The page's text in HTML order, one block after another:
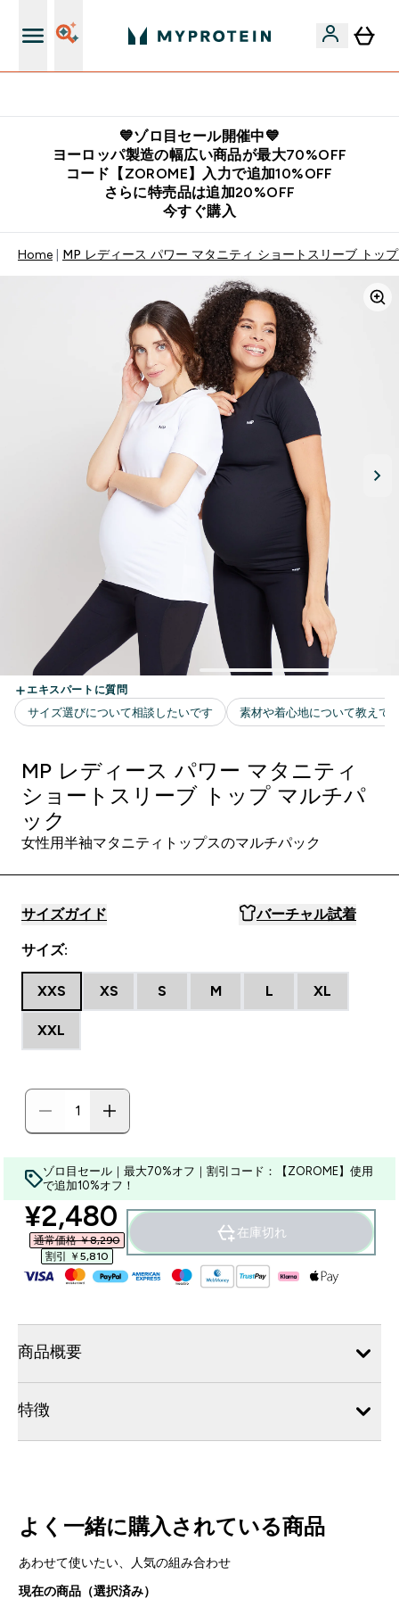
💙ゾロ目セール開催中💙
ヨーロッパ製造の幅広い商品が最大70%OFF
コード【ZOROME】入力で追加10%OFF
さらに特売品は追加20%OFF
今すぐ購入
Home MP レディース パワー マタニティ ショートスリーブ トッ
MP レディース パワー マタニティ
ショートスリーブ トップ マルチパ
ック
女性用半袖マタニティトップスのマルチパック
サイズガイド バーチャル試着
サイズ:
XXS XS S M L XL
XXL
ゾロ目セール｜最大70%オフ｜割引コード：【ZOROME】使用
で追加10%オフ！
discounted price
¥2,480‎
通常価格 ￥8,290‎
割引 ￥5,810‎
在庫切れ
商品概要
特徴
よく一緒に購入されている商品
あわせて使いたい、人気の組み合わせ
現在の商品（選択済み）